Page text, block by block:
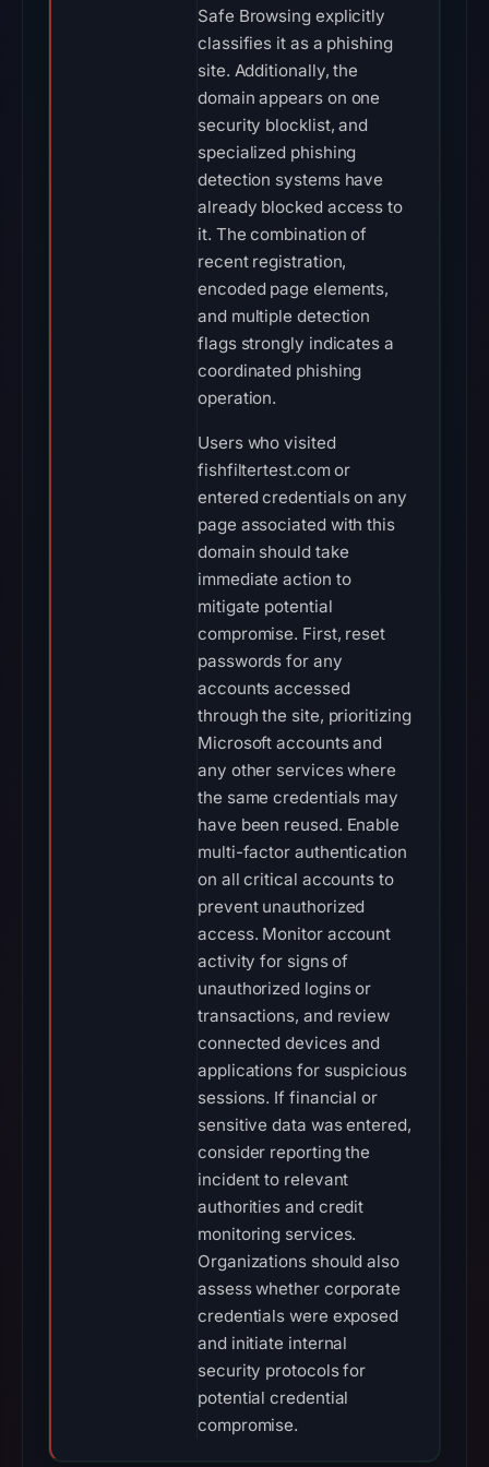
Safe Browsing explicitly
classifies it as a phishing
site. Additionally, the
domain appears on one
security blocklist, and
specialized phishing
detection systems have
already blocked access to
it. The combination of
recent registration,
encoded page elements,
and multiple detection
flags strongly indicates a
coordinated phishing
operation.
Users who visited
fishfiltertest.com or
entered credentials on any
page associated with this
domain should take
immediate action to
mitigate potential
compromise. First, reset
passwords for any
accounts accessed
through the site, prioritizing
Microsoft accounts and
any other services where
the same credentials may
have been reused. Enable
multi-factor authentication
on all critical accounts to
prevent unauthorized
access. Monitor account
activity for signs of
unauthorized logins or
transactions, and review
connected devices and
applications for suspicious
sessions. If financial or
sensitive data was entered,
consider reporting the
incident to relevant
authorities and credit
monitoring services.
Organizations should also
assess whether corporate
credentials were exposed
and initiate internal
security protocols for
potential credential
compromise.